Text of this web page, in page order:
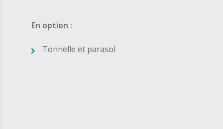
En option :
Tonnelle et parasol